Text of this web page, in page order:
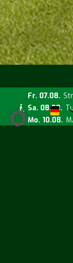
Fr. 07.08.
Sa. 08.08.
Mo. 10.08.